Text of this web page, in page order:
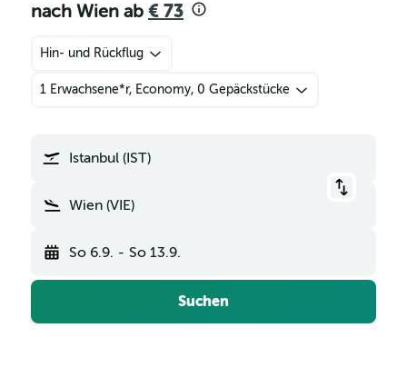
nach Wien ab € 73
Hin- und Rückflug
1 Erwachsene*r, Economy, 0 Gepäckstücke
Istanbul (IST)
Wien (VIE)
So 6.9. - So 13.9.
Suchen